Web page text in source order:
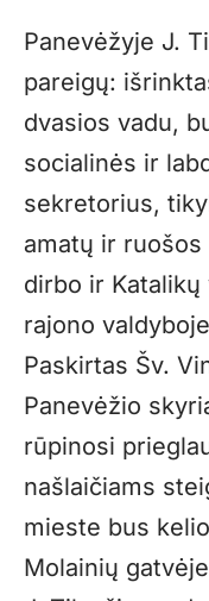
Panevėžyje J.
pareigų:
dvasios vadu,
socialinės ir
sekretorius,
amatų ir
dirbo ir
rajono
Paskirtas Šv.
Panevėžio
rūpinosi
našlaičiams
mieste bus
Molainių